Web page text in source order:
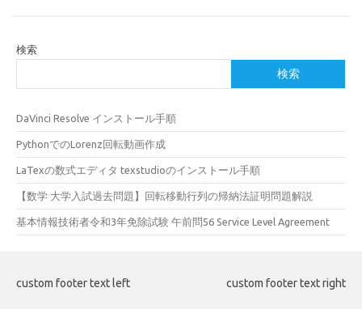
検索
検索
DaVinci Resolve インストール手順
PythonでのLorenz回転動画作成
LaTexの数式エディタ texstudioのインストール手順
【数学 大学入試過去問題】回転移動行列の帰納法証明問題解説
基本情報技術者令和3年免除試験 午前問56 Service Level Agreement
custom footer text left custom footer text right